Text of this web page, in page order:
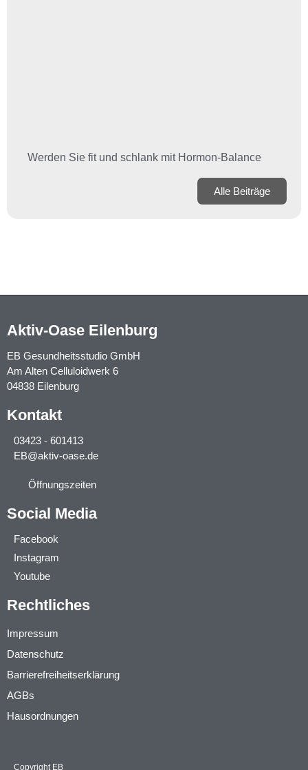
Werden Sie fit und schlank mit Hormon-Balance
Alle Beiträge
Aktiv-Oase Eilenburg
EB Gesundheitsstudio GmbH
Am Alten Celluloidwerk 6
04838 Eilenburg
Kontakt
03423 - 601413
EB@aktiv-oase.de
Öffnungszeiten
Social Media
Facebook
Instagram
Youtube
Rechtliches
Impressum
Datenschutz
Barrierefreiheitserklärung
AGBs
Hausordnungen
Copyright EB